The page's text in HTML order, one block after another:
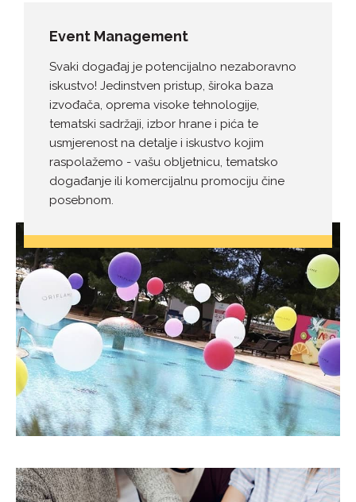
Event Management
Svaki događaj je potencijalno nezaboravno
iskustvo! Jedinstven pristup, široka baza
izvođača, oprema visoke tehnologije,
tematski sadržaji, izbor hrane i pića te
usmjerenost na detalje i iskustvo kojim
raspolažemo - vašu obljetnicu, tematsko
događanje ili komercijalnu promociju čine
posebnom.